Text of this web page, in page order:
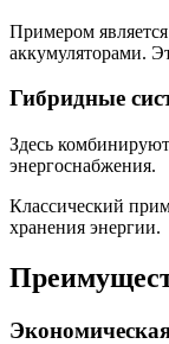
Примером
аккумуляторами.
Гибридные
Здесь
энергоснабжения.
Классический
хранения энергии.